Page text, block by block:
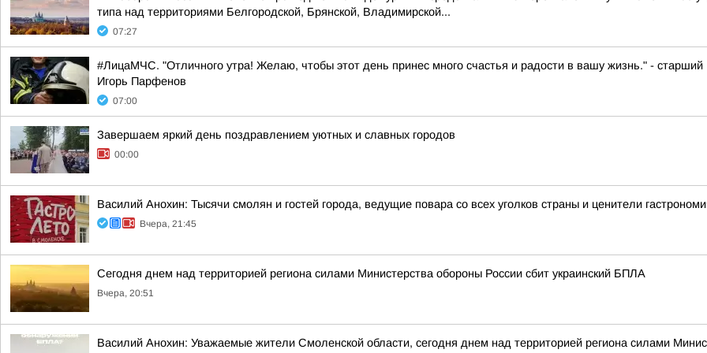
типа над территориями Белгородской, Брянской, Владимирской...
07:27
#ЛицаМЧС. "Отличного утра! Желаю, чтобы этот день принес много счастья и радости в вашу жизнь." -
Игорь Парфенов
07:00
Завершаем яркий день поздравлением уютных и славных городов
00:00
Василий Анохин: Тысячи смолян и гостей города, ведущие повара со всех уголков страны и ценители
Вчера, 21:45
Сегодня днем над территорией региона силами Министерства обороны России сбит украинский БПЛА
Вчера, 20:51
Василий Анохин: Уважаемые жители Смоленской области, сегодня днем над территорией региона силами